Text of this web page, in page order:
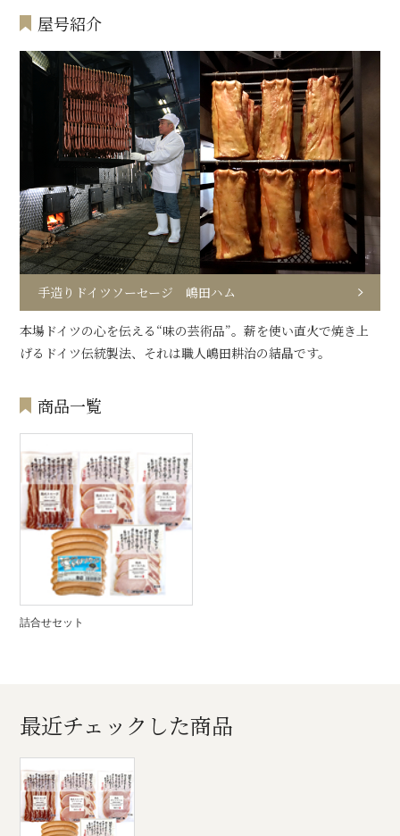
屋号紹介
手造りドイツソーセージ 嶋田ハム
本場ドイツの心を伝える“味の芸術品”。薪を使い直火で焼き上
げるドイツ伝統製法、それは職人嶋田耕治の結晶です。
商品一覧
詰合せセット
最近チェックした商品